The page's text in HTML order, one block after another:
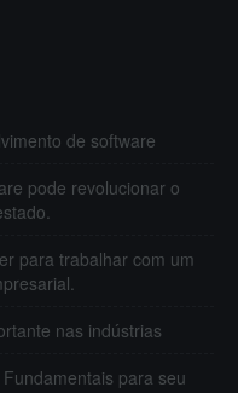
de software
pode revolucionar o
para trabalhar com um
nas indústrias
para seu